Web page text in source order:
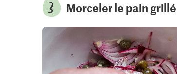
Morceler le pain grillé